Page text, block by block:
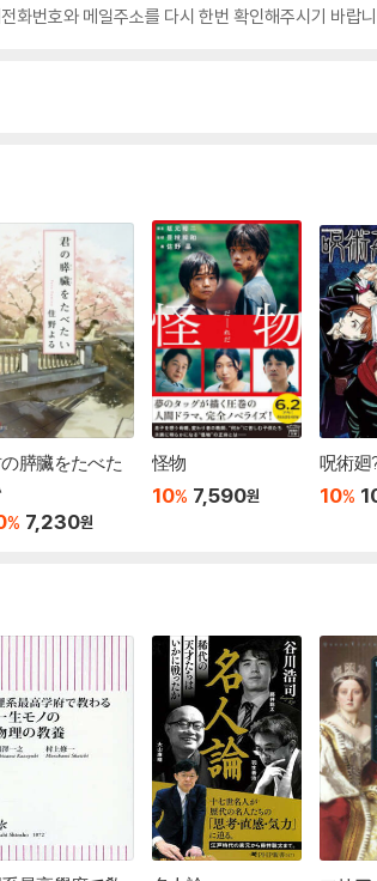
화번호와 메일주소를 다시 한번 확인해주시기 바랍
膵臟をたべた
% 7,230원
怪物
10% 7,590원
呪術廻?
10%